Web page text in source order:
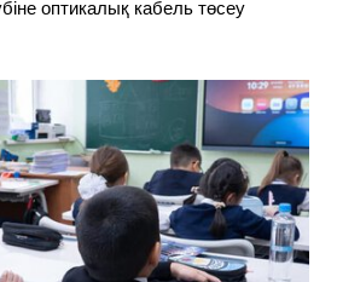
оптикалық кабель төсеу